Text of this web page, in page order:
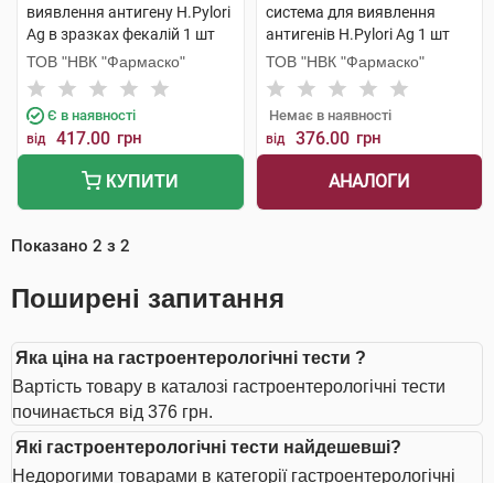
виявлення антигену Н.Pylori
Ag в зразках фекалій 1 шт
ТОВ "НВК "Фармаско"
Є в наявності
від 417.00 грн
КУПИТИ
система для виявлення
антигенів Н.Pylori Ag 1 шт
ТОВ "НВК "Фармаско"
Немає в наявності
від 376.00 грн
АНАЛОГИ
Показано 2 з 2
Поширені запитання
Яка ціна на гастроентерологічні тести ?
Вартість товару в каталозі гастроентерологічні тести
починається від 376 грн.
Які гастроентерологічні тести найдешевші?
Недорогими товарами в категорії гастроентерологічні